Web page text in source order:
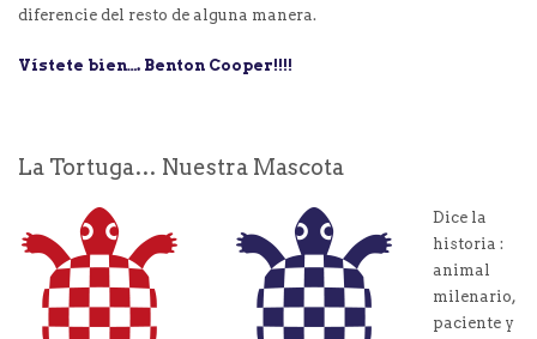
diferencie del resto de alguna manera.
Vístete bien…. Benton Cooper!!!!
La Tortuga… Nuestra Mascota
Dice la
historia :
animal
milenario,
paciente y